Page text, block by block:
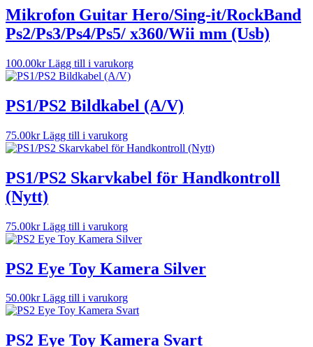
Mikrofon Guitar Hero/Sing-it/RockBand
Ps2/Ps3/Ps4/Ps5/ x360/Wii mm (Usb)
100.00kr Lägg till i varukorg
PS1/PS2 Bildkabel (A/V)
75.00kr Lägg till i varukorg
PS1/PS2 Skarvkabel för Handkontroll
(Nytt)
75.00kr Lägg till i varukorg
PS2 Eye Toy Kamera Silver
50.00kr Lägg till i varukorg
PS2 Eye Toy Kamera Svart